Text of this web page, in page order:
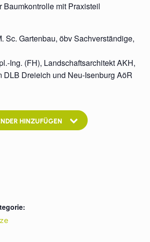
Baumkontrolle mit Praxisteil
Sc. Gartenbau, öbv Sachverständige,
Ing. (FH), Landschaftsarchitekt AKH,
DLB Dreieich und Neu-Isenburg AöR
HINZUFÜGEN